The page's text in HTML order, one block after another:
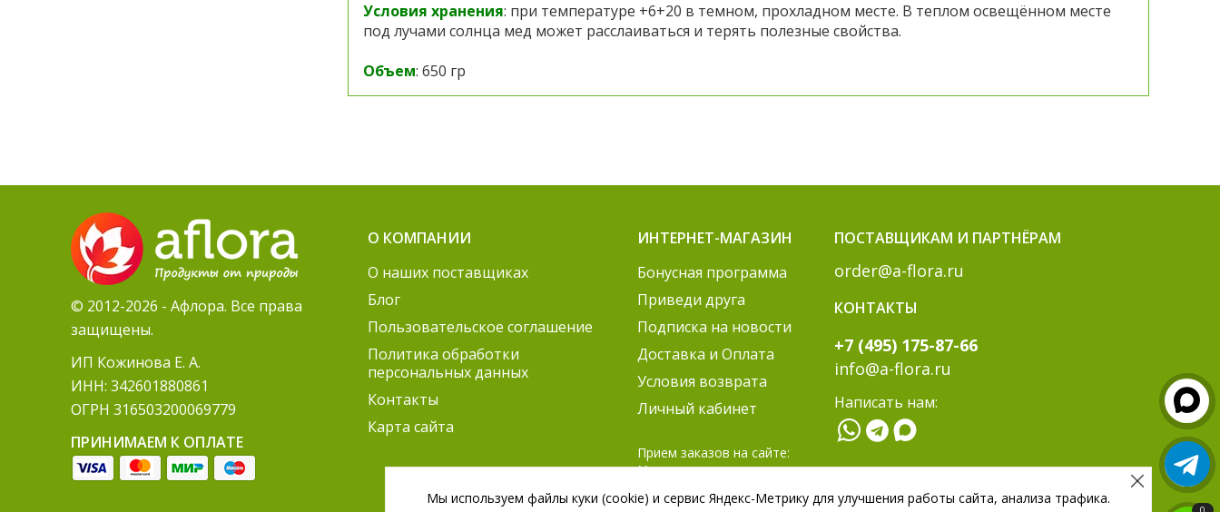
Условия хранения: при температуре +6+20 в темном, прохладном месте. В теплом освещённом месте
под лучами солнца мед может расслаиваться и терять полезные свойства.
Объем: 650 гр
© 2012-2026 - Афлора. Все права
защищены.
ИП Кожинова Е. А.
ИНН: 342601880861
ОГРН 316503200069779
ПРИНИМАЕМ К ОПЛАТЕ
О КОМПАНИИ
О наших поставщиках
Блог
Пользовательское соглашение
Политика обработки
персональных данных
Контакты
Карта сайта
ИНТЕРНЕТ-МАГАЗИН
Бонусная программа
Приведи друга
Подписка на новости
Доставка и Оплата
Условия возврата
Личный кабинет
Прием заказов на сайте:
Круглосуточно
Согласование заказов:
ПОСТАВЩИКАМ И ПАРТНЁРАМ
order@a-flora.ru
КОНТАКТЫ
+7 (495) 175-87-66
info@a-flora.ru
Написать нам:
Мы используем файлы куки (cookie) и сервис Яндекс-Метрику для улучшения работы сайта, анализа трафика.